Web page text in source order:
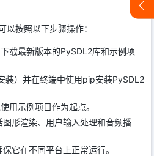
以按照以下步骤操作：
载最新版本的PySDL2库和示例项
装）并在终端中使用pip安装PySDL2
用示例项目作为起点。
形渲染、用户输入处理和音频播
它在不同平台上正常运行。